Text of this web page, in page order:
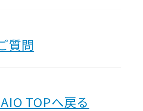
質問
TOPへ戻る